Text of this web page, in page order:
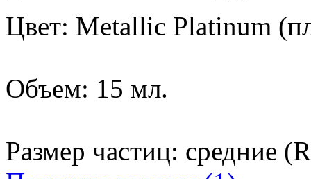
Цвет: Metallic Platinum
Объем: 15 мл.
Размер частиц: средние